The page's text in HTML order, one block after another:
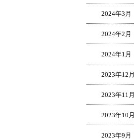
2024年3月
2024年2月
2024年1月
2023年12月
2023年11月
2023年10月
2023年9月